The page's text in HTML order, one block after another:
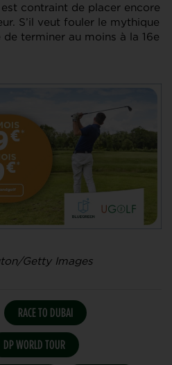
contraint de placer encore
S’il veut fouler le mythique
terminer au moins à la 16e
Getty Images
RACE TO DUBAI
DP WORLD TOUR